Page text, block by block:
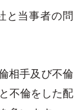
と当事者の問
相手及び不倫
不倫をした配